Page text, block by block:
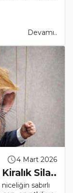
Devamı..
4 Mart 2026
Sila..
sabırlı